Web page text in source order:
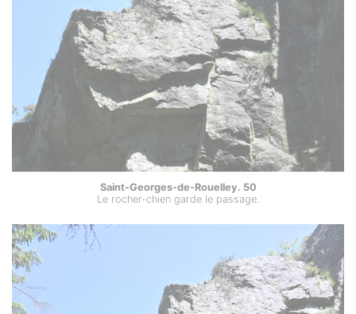
Saint-Georges-de-Rouelley. 50
Le rocher-chien garde le passage.